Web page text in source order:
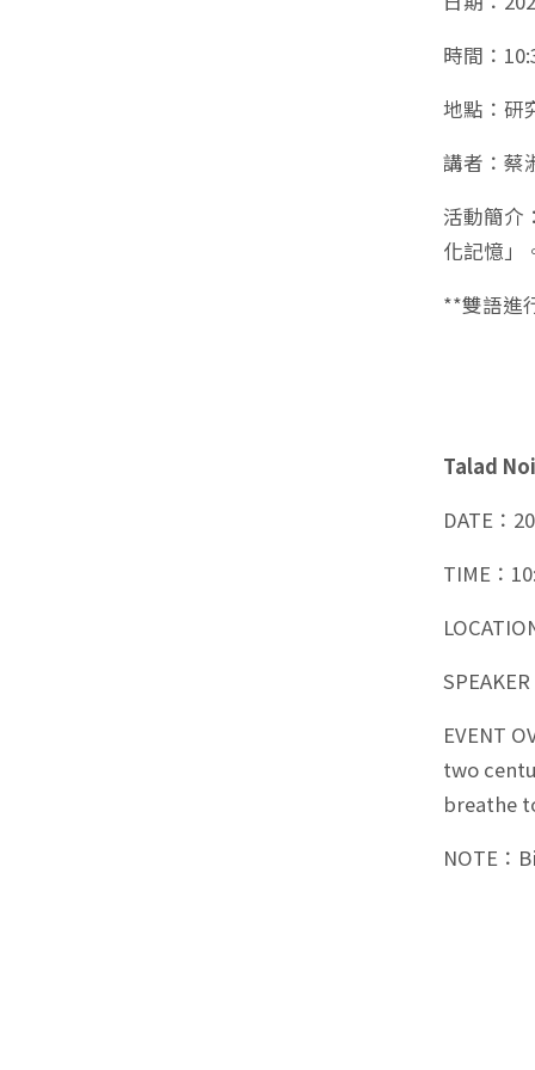
時間：
地點：研
講者：蔡
活動簡介
化記憶」
**雙語進
Talad
DATE：
TIME：
EVENT
two
breathe
NOTE：